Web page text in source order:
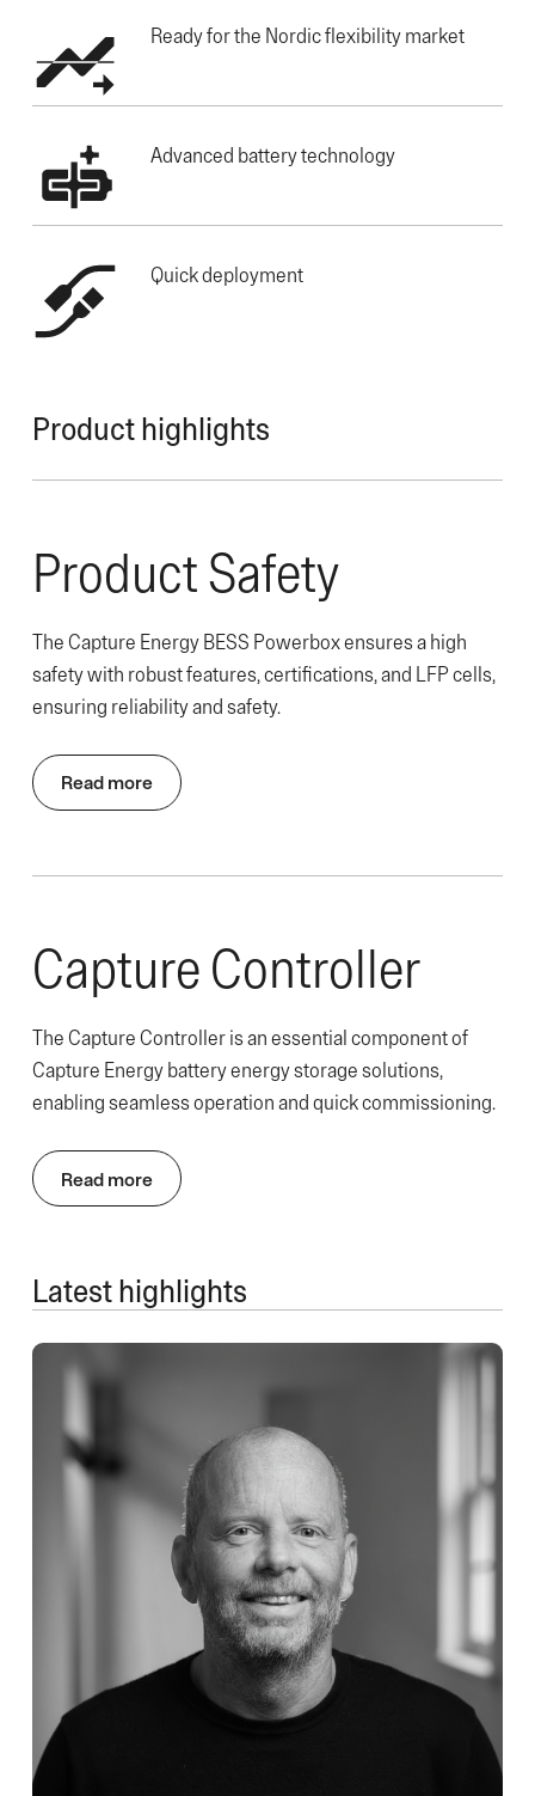
Ready for the Nordic flexibility market
Advanced battery technology
Quick deployment
Product highlights
Product Safety
The Capture Energy BESS Powerbox ensures a high
safety with robust features, certifications, and LFP cells,
ensuring reliability and safety.
Read more
Capture Controller
The Capture Controller is an essential component of
Capture Energy battery energy storage solutions,
enabling seamless operation and quick commissioning.
Read more
Latest highlights